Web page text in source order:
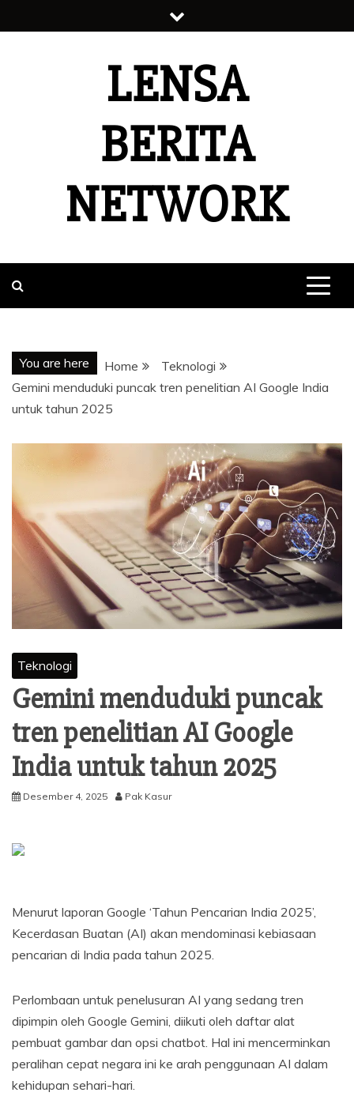
to
LENSA
BERITA
NETWORK
You are here Home
Teknologi
Gemini menduduki puncak tren penelitian AI Google India
untuk tahun 2025
Teknologi
Gemini menduduki puncak
tren penelitian AI Google
India untuk tahun 2025
Desember 4, 2025 Pak Kasur
Menurut laporan Google ‘Tahun Pencarian India 2025’,
Kecerdasan Buatan (AI) akan mendominasi kebiasaan
pencarian di India pada tahun 2025.
Perlombaan untuk penelusuran AI yang sedang tren
dipimpin oleh Google Gemini, diikuti oleh daftar alat
pembuat gambar dan opsi chatbot. Hal ini mencerminkan
peralihan cepat negara ini ke arah penggunaan AI dalam
kehidupan sehari-hari.